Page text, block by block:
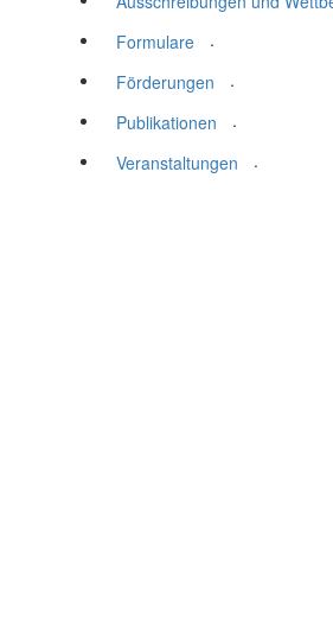
Formulare
.
Förderungen
.
Publikationen
.
Veranstaltungen
.